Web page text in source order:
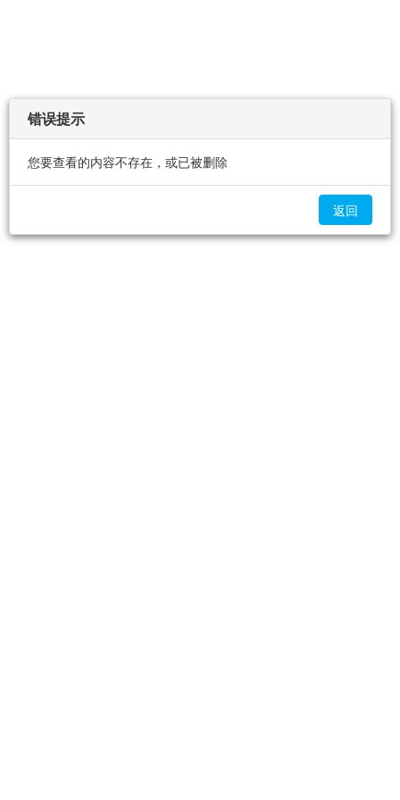
错误提示
您要查看的内容不存在，或已被删除
返回